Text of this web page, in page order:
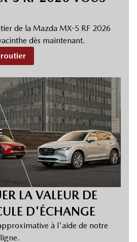
de la Mazda MX-5 RF 2026
dès maintenant.
routier
LA VALEUR DE
D'ÉCHANGE
à l'aide de notre